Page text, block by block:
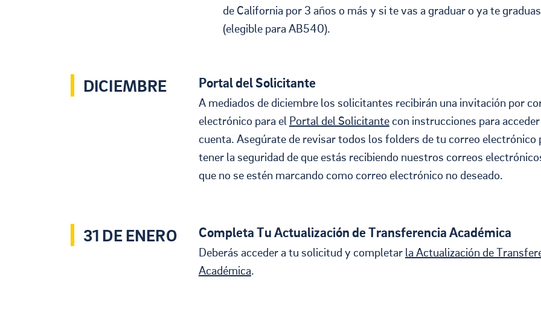
de California por 3 años o más y si te vas a graduar o ya te
(elegible para AB540).
DICIEMBRE Portal del Solicitante
A mediados de diciembre los solicitantes recibirán una invitación por
electrónico para el Portal del Solicitantecon instrucciones para acceder
cuenta. Asegúrate de revisar todos los folders de tu correo electrónico
tener la seguridad de que estás recibiendo nuestros correos
que no se estén marcando como correo electrónico no deseado.
31 DE ENERO Completa Tu Actualización de Transferencia Académica
Deberás acceder a tu solicitud y completar la Actualización de
Académica.